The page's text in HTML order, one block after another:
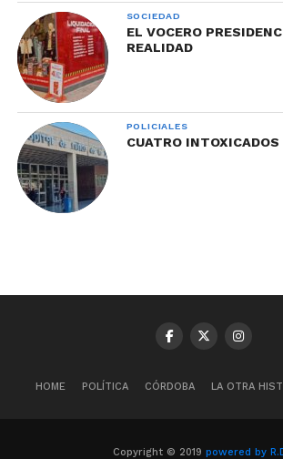
SOCIEDAD
EL VOCERO
REALIDAD
POLICIALES
CUATRO INTOXICADOS
HOME POLÍTICA CÓRDOBA LA OTRA
Copyright © 2019 powered by